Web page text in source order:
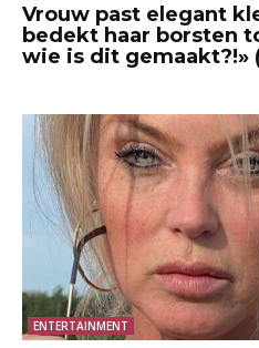
Vrouw past elegant
bedekt haar borsten
wie is dit gemaakt?!»
ENTERTAINMENT